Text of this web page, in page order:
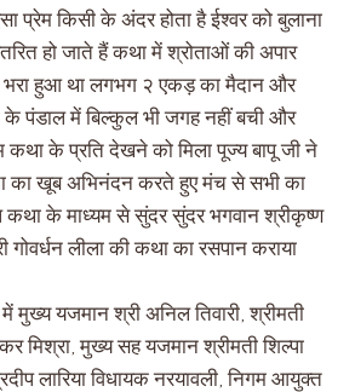
प्रेम किसी के अंदर होता है ईश्वर को बुलाना
हो जाते हैं कथा में श्रोताओं की अपार
भरा हुआ था लगभग २ एकड़ का मैदान और
पंडाल में बिल्कुल भी जगह नहीं बची और
कथा के प्रति देखने को मिला पूज्य बापू जी ने
का खूब अभिनंदन करते हुए मंच से सभी का
के माध्यम से सुंदर सुंदर भगवान श्रीकृष्ण
गोवर्धन लीला की कथा का रसपान कराया
यजमान श्री अनिल तिवारी, श्रीमती
मिश्रा, मुख्य सह यजमान श्रीमती शिल्पा
लारिया विधायक नरयावली, निगम आयुक्त